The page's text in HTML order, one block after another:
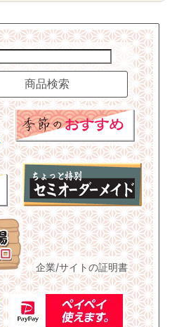
企業/サイトの証明書